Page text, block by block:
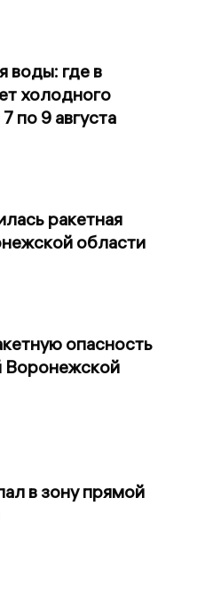
воды: где в
холодного
по 9 августа
ракетная
области
опасность
Воронежской
в зону прямой